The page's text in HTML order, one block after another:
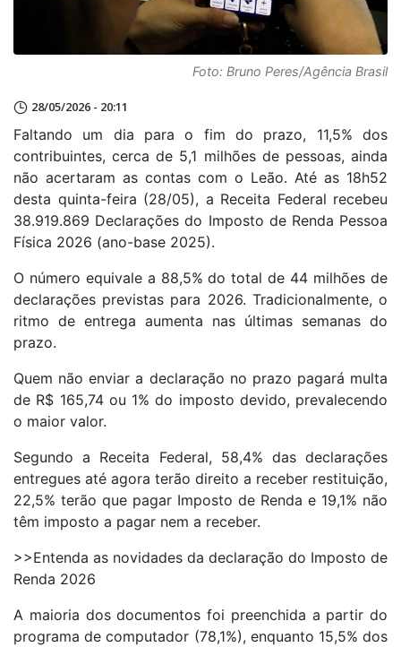
Foto: Bruno Peres/Agência Brasil
28/05/2026 - 20:11
Faltando um dia para o fim do prazo, 11,5% dos
contribuintes, cerca de 5,1 milhões de pessoas, ainda
não acertaram as contas com o Leão. Até as 18h52
desta quinta-feira (28/05), a Receita Federal recebeu
38.919.869 Declarações do Imposto de Renda Pessoa
Física 2026 (ano-base 2025).
O número equivale a 88,5% do total de 44 milhões de
declarações previstas para 2026. Tradicionalmente, o
ritmo de entrega aumenta nas últimas semanas do
prazo.
Quem não enviar a declaração no prazo pagará multa
de R$ 165,74 ou 1% do imposto devido, prevalecendo
o maior valor.
Segundo a Receita Federal, 58,4% das declarações
entregues até agora terão direito a receber restituição,
22,5% terão que pagar Imposto de Renda e 19,1% não
têm imposto a pagar nem a receber.
>>Entenda as novidades da declaração do Imposto de
Renda 2026
A maioria dos documentos foi preenchida a partir do
programa de computador (78,1%), enquanto 15,5% dos